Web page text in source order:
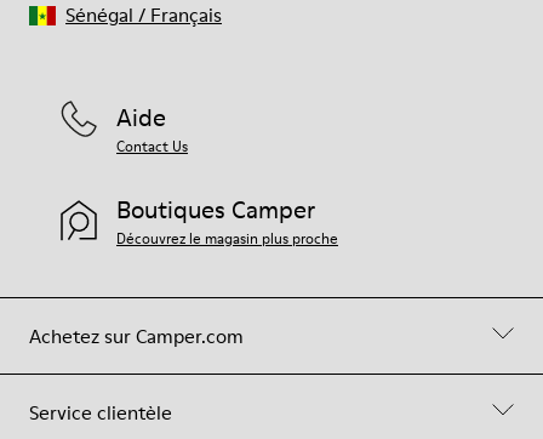
Achetez sur Camper.com
Service clientèle
Aide
Contact Us
Boutiques Camper
Découvrez le magasin plus proche
Sénégal / Français